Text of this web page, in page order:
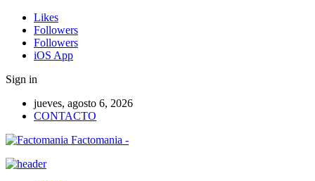
Likes
Followers
Followers
iOS App
Sign in
jueves, agosto 6, 2026
CONTACTO
Factomania -